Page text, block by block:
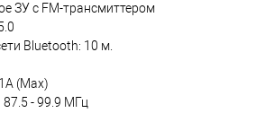
ЗУ с FM-трансмиттером
Bluetooth: 10 м.
(Max)
87.5 - 99.9 МГц